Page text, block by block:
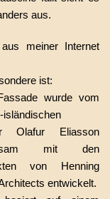
aus.
meiner Internet
ist:
wurde vom
isländischen
Olafur Eliasson
mit den
von Henning
entwickelt.